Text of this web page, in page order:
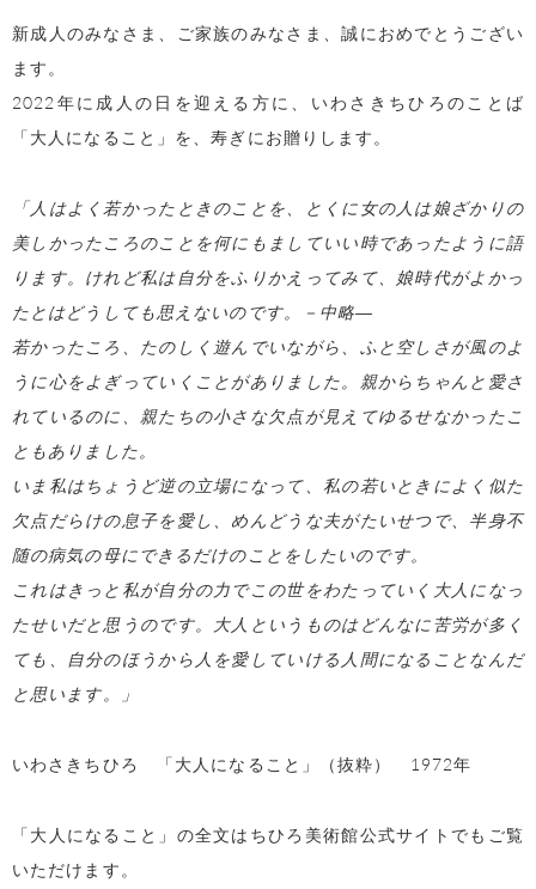
新成人のみなさま、ご家族のみなさま、誠におめでとうござい
ます。
2022年に成人の日を迎える方に、いわさきちひろのことば
「大人になること」を、寿ぎにお贈りします。
「人はよく若かったときのことを、とくに女の人は娘ざかりの
美しかったころのことを何にもましていい時であったように語
ります。けれど私は自分をふりかえってみて、娘時代がよかっ
たとはどうしても思えないのです。－中略―
若かったころ、たのしく遊んでいながら、ふと空しさが風のよ
うに心をよぎっていくことがありました。親からちゃんと愛さ
れているのに、親たちの小さな欠点が見えてゆるせなかったこ
ともありました。
いま私はちょうど逆の立場になって、私の若いときによく似た
欠点だらけの息子を愛し、めんどうな夫がたいせつで、半身不
随の病気の母にできるだけのことをしたいのです。
これはきっと私が自分の力でこの世をわたっていく大人になっ
たせいだと思うのです。大人というものはどんなに苦労が多く
ても、自分のほうから人を愛していける人間になることなんだ
と思います。」
いわさきちひろ 「大人になること」（抜粋） 1972年
「大人になること」の全文はちひろ美術館公式サイトでもご覧
いただけます。